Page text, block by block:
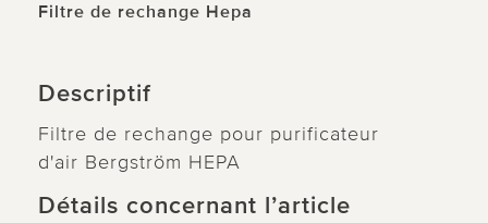
Filtre de rechange Hepa
Descriptif
Filtre de rechange pour purificateur
d'air Bergström HEPA
Détails concernant l’article